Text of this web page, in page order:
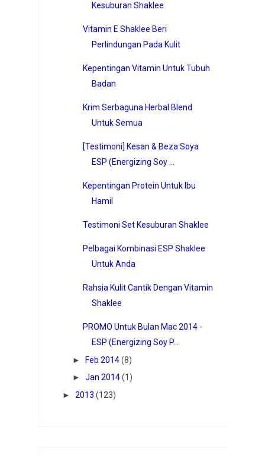
Kesuburan Shaklee
Vitamin E Shaklee Beri
Perlindungan Pada Kulit
Kepentingan Vitamin Untuk Tubuh
Badan
Krim Serbaguna Herbal Blend
Untuk Semua
[Testimoni] Kesan & Beza Soya
ESP (Energizing Soy ...
Kepentingan Protein Untuk Ibu
Hamil
Testimoni Set Kesuburan Shaklee
Pelbagai Kombinasi ESP Shaklee
Untuk Anda
Rahsia Kulit Cantik Dengan Vitamin
Shaklee
PROMO Untuk Bulan Mac 2014 -
ESP (Energizing Soy P...
►
Feb 2014 (8)
► Jan 2014 (1)
► 2013 (123)